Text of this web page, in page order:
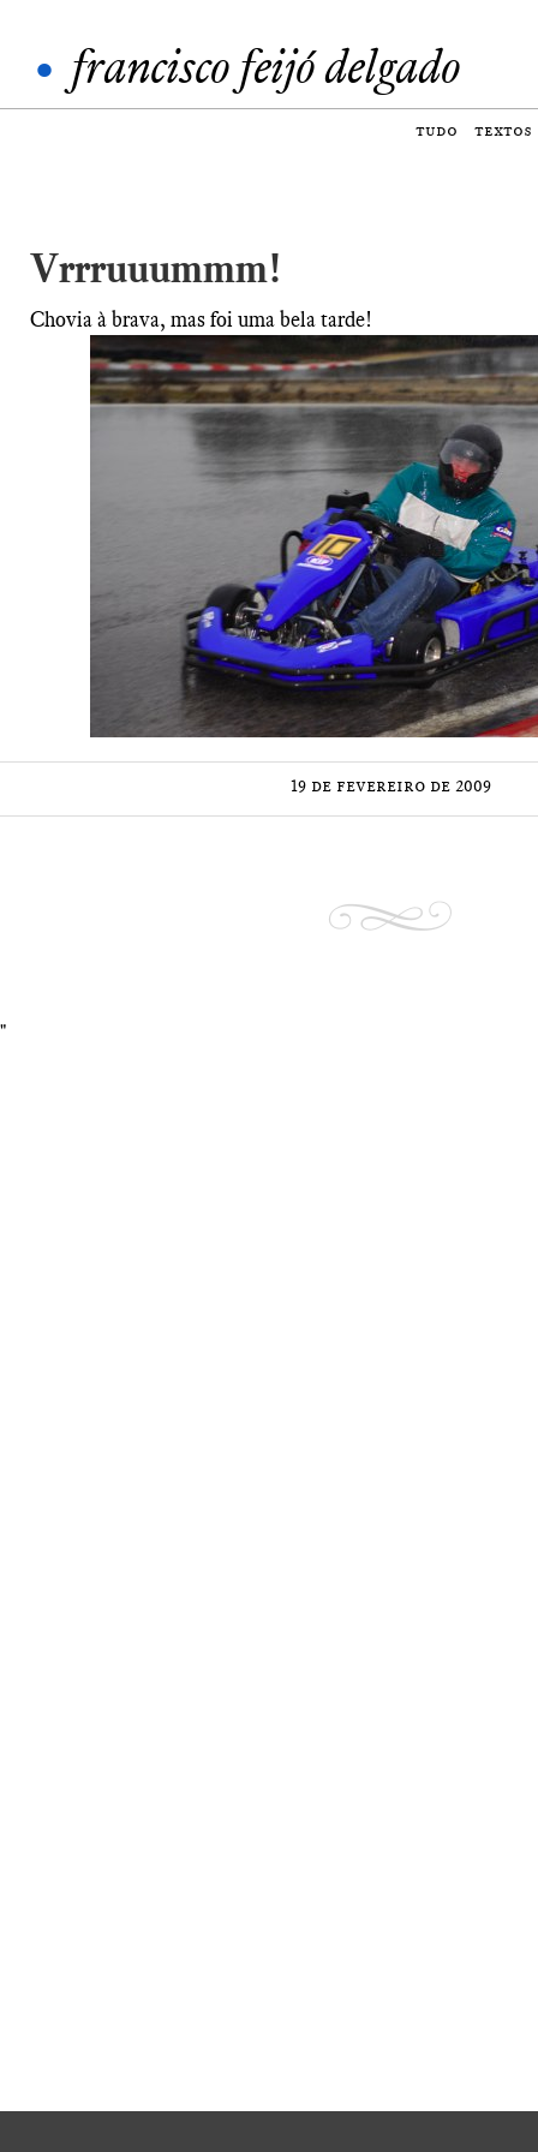
• francisco feijó delgado
tudo textos
Vrrruuummm!
Chovia à brava, mas foi uma bela tarde!
19 de fevereiro de 2009
"